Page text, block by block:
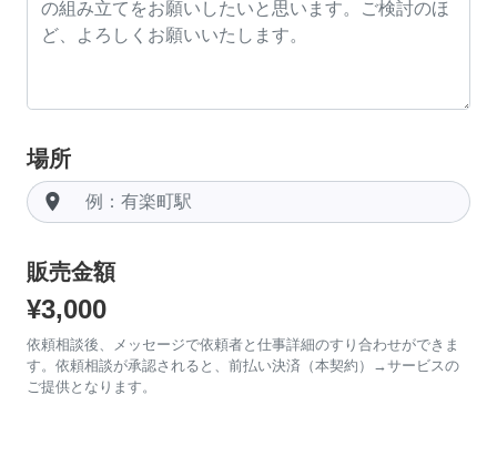
場所
room
販売金額
¥3,000
依頼相談後、メッセージで依頼者と仕事詳細のすり合わせができま
す。依頼相談が承認されると、前払い決済（本契約）→サービスの
ご提供となります。